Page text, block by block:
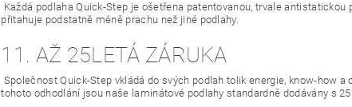
Každá podlaha Quick-Step je ošetřena patentovanou, trvale
přitahuje podstatně méně prachu než jiné podlahy.
11. AŽ 25LETÁ ZÁRUKA
Společnost Quick-Step vkládá do svých podlah tolik energie, know-how
tohoto odhodlání jsou naše laminátové podlahy standardně dodávány s